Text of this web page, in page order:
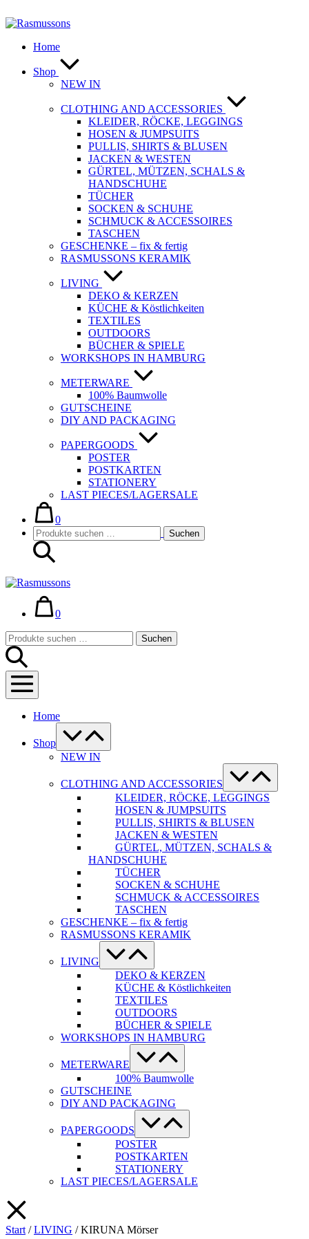
Inhalt
Home
Shop
NEW IN
CLOTHING AND ACCESSORIES
KLEIDER, RÖCKE, LEGGINGS
HOSEN & JUMPSUITS
PULLIS, SHIRTS & BLUSEN
JACKEN & WESTEN
GÜRTEL, MÜTZEN, SCHALS &
HANDSCHUHE
TÜCHER
SOCKEN & SCHUHE
SCHMUCK & ACCESSOIRES
TASCHEN
GESCHENKE – fix & fertig
RASMUSSONS KERAMIK
LIVING
DEKO & KERZEN
KÜCHE & Köstlichkeiten
TEXTILES
OUTDOORS
BÜCHER & SPIELE
WORKSHOPS IN HAMBURG
METERWARE
100% Baumwolle
GUTSCHEINE
DIY AND PACKAGING
PAPERGOODS
POSTER
POSTKARTEN
STATIONERY
LAST PIECES/LAGERSALE
Warenkorb
0im
Warenkorb
Suche-
Schalter
Suchen
nach:
Suchen
Warenkorb
0im
Suche-
Schalter
Suchen
nach:
Suchen
Menü-
Schalter
Home
Shop
Menü-
Schalter
NEW IN
CLOTHING AND ACCESSORIES
Menü-
Schalter
KLEIDER, RÖCKE, LEGGINGS
HOSEN & JUMPSUITS
PULLIS, SHIRTS & BLUSEN
JACKEN & WESTEN
GÜRTEL, MÜTZEN, SCHALS &
HANDSCHUHE
TÜCHER
SOCKEN & SCHUHE
SCHMUCK & ACCESSOIRES
TASCHEN
GESCHENKE – fix & fertig
RASMUSSONS KERAMIK
LIVING
Menü-
Schalter
DEKO & KERZEN
KÜCHE & Köstlichkeiten
TEXTILES
OUTDOORS
BÜCHER & SPIELE
WORKSHOPS IN HAMBURG
METERWARE
Menü-
Schalter
100% Baumwolle
GUTSCHEINE
DIY AND PACKAGING
PAPERGOODS
Menü-
Schalter
POSTER
POSTKARTEN
STATIONERY
LAST PIECES/LAGERSALE
Start /LIVING / KIRUNA Mörser